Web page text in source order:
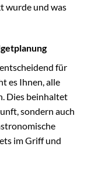
wurde und was
für
es Ihnen, alle
Dies beinhaltet
sondern auch
im Griff und